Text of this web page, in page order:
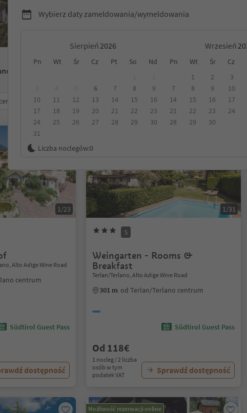
Wybierz daty zameldowania/wymeldowania
Sierpień Wrzesień
Pn Wt Śr Cz Pt So Nd Pn Wt Śr Cz
6 7 8
9
10
11 12 13 14 15
16
17
18 19 20 21 22
23
24
25 26 27 28 29
30
31
1 2 3
7
8 9 10
14
15 16 17
21
22 23 24
28
29 30
Liczba noclegów:0
Kategoria Opcje wyżywienia Ekologiczne zakwaterowanie
1/23
Alto Adige Wine Road
centrum
Südtirol Guest Pass
dostępność
1/31
S
Weingarten - Rooms &
Breakfast
Terlan/Terlano, Alto Adige Wine Road
301 m od Terlan/Terlano centrum
Südtirol Guest Pass
Od 118€
1 nocleg / 2 liczba
osób w tym
podatek VAT
Sprawdź dostępność
Możliwość rezerwacji online